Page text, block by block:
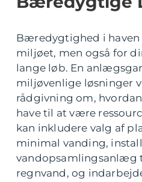
Bæredygtighed i
miljøet, men også for
lange løb. En
miljøvenlige løsninger
rådgivning om,
have til at være
kan inkludere valg af
minimal vanding,
vandopsamlingsanlæg
regnvand, og